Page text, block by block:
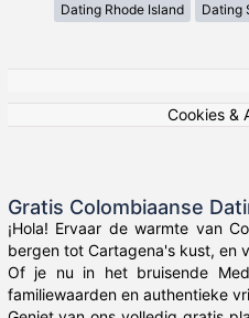
Dating Rhode Island Dating
Cookies &
Gratis Colombiaanse
¡Hola! Ervaar de warmte van
bergen tot Cartagena's kust, en
Of je nu in het bruisende
familiewaarden en authentieke